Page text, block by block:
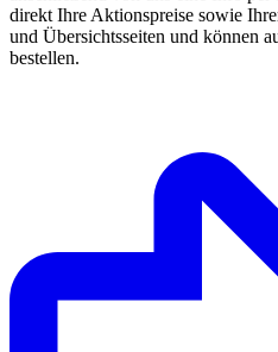
direkt Ihre Aktionspreise sowie
und Übersichtsseiten und können
bestellen.